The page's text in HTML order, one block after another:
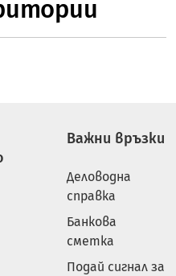
Важни връзки
Деловодна
справка
Банкова
сметка
Подай сигнал за